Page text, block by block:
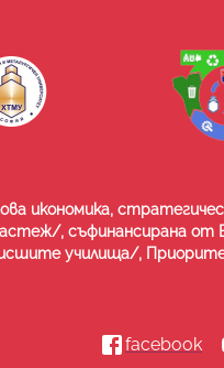
икономика,
, съфинансирана от
училища/,
facebook